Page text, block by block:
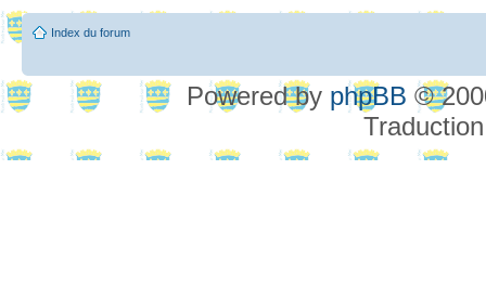
Index du forum
Powered by phpBB ©